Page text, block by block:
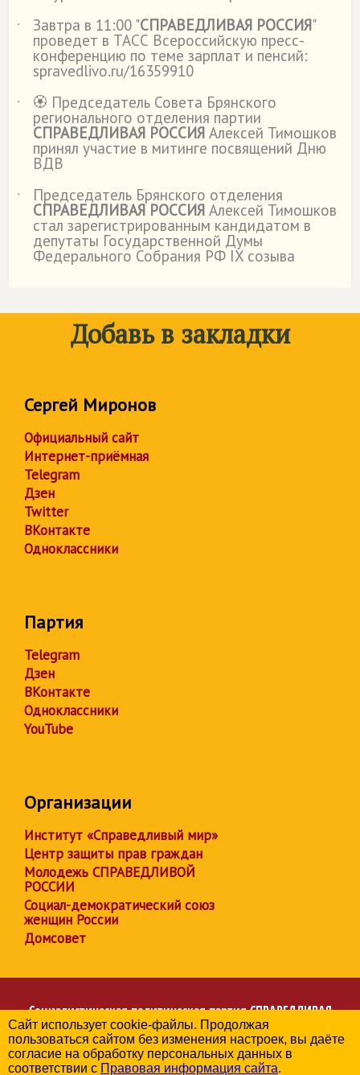
˙
Завтра в 11:00 "СПРАВЕДЛИВАЯ РОССИЯ"
проведет в ТАСС Всероссийскую пресс-
конференцию по теме зарплат и пенсий:
spravedlivo.ru/16359910
˙
🏵️ Председатель Совета Брянского
регионального отделения партии
СПРАВЕДЛИВАЯ РОССИЯ Алексей Тимошков
принял участие в митинге посвящений Дню
ВДВ
˙
Председатель Брянского отделения
СПРАВЕДЛИВАЯ РОССИЯ Алексей Тимошков
стал зарегистрированным кандидатом в
депутаты Государственной Думы
Федерального Собрания РФ IX созыва
Добавь в закладки
Сергей Миронов
Официальный сайт
Интернет-приёмная
Telegram
Дзен
Twitter
ВКонтакте
Одноклассники
Партия
Telegram
Дзен
ВКонтакте
Одноклассники
YouTube
Организации
Институт «Справедливый мир»
Центр защиты прав граждан
Молодежь СПРАВЕДЛИВОЙ
РОССИИ
Социал-демократический союз
женщин России
Домсовет
Социалистическая политическая партияСПРАВЕДЛИВАЯ
РОССИЯ
Региональное отделение партии в Брянской области
© 2006-2026
Сайт использует cookie-файлы. Продолжая
пользоваться сайтом без изменения настроек, вы даёте
согласие на обработку персональных данных в
соответствии с Правовая информация сайта.